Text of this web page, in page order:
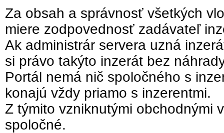
Za obsah a správnosť všetkých
miere zodpovednosť zadávateľ
Ak administrár servera uzná
si právo takýto inzerát bez
Portál nemá nič spoločného s
konajú vždy priamo s inzerentmi.
Z týmito vzniknutými obchodnými
spoločné.